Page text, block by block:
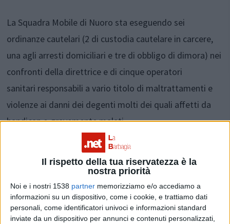
Il rispetto della tua riservatezza è la
nostra priorità
Noi e i nostri 1538 partner memorizziamo e/o accediamo a
informazioni su un dispositivo, come i cookie, e trattiamo dati
personali, come identificatori univoci e informazioni standard
inviate da un dispositivo per annunci e contenuti personalizzati,
La Squadra Mobile di Nuoro sta eseguendo sei
ordinanze cautelari (2 di custodia cautelare in carcere,
una agli arresti domiciliari e tre di obbligo di dimora) nei
confronti della direttrice e di cinque operatori
sanitari responsabili a vario titolo di maltrattamenti e
violenze ai danni dei degenti molti dei quali affetti da
handicap o gravemente malati.
In corso anche perquisizioni domiciliari nei confronti
Condividi su: